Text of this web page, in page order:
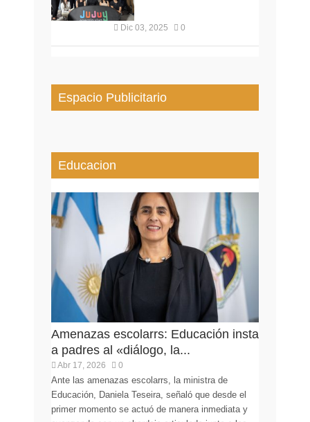
Dic 03, 2025 0
Espacio Publicitario
Educacion
Amenazas escolarrs: Educación insta
a padres al «diálogo, la...
Abr 17, 2026 0
Ante las amenazas escolarrs, la ministra de
Educación, Daniela Teseira, señaló que desde el
primer momento se actuó de manera inmediata y